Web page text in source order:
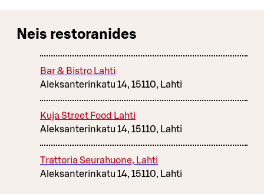
Neis restoranides
Bar & Bistro Lahti
Aleksanterinkatu 14, 15110, Lahti
Kuja Street Food Lahti
Aleksanterinkatu 14, 15110, Lahti
Trattoria Seurahuone, Lahti
Aleksanterinkatu 14, 15110, Lahti